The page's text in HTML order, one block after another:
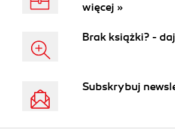
więcej »
Brak książki? -
Subskrybuj